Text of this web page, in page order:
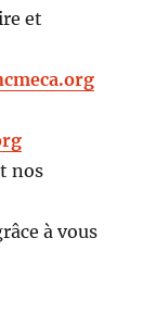
et
nos
à vous